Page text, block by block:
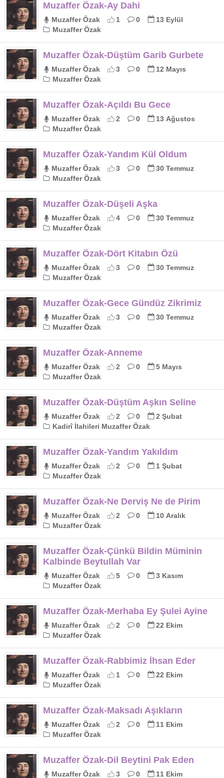
Muzaffer Özak-Ay Dahi
Muzaffer Özak 1 0
13 Eylül
Muzaffer Özak
Muzaffer Özak-Düştüm Garib Gurbete
Muzaffer Özak 3 0
12 Mayıs
Muzaffer Özak
Muzaffer Özak-Açıldı Bu Gece
Muzaffer Özak 2 0
13 Ağustos
Muzaffer Özak
Muzaffer Özak-Yandım Kül Oldum
Muzaffer Özak 3 0
30 Temmuz
Muzaffer Özak
Muzaffer Özak-Düşeli Aşka
Muzaffer Özak 4 0
30 Temmuz
Muzaffer Özak
Muzaffer Özak-Dört Kitabın Özü
Muzaffer Özak 3 0
30 Temmuz
Muzaffer Özak
Muzaffer Özak-Gece Gündüz Zikrimiz
Muzaffer Özak 3 0
30 Temmuz
Muzaffer Özak
Muzaffer Özak-Anneme
Muzaffer Özak 2 0
5 Mayıs
Muzaffer Özak
Muzaffer Özak-Düştüm Aşkın Seline
Muzaffer Özak 2 0
2 Şubat
Kadirî İlahileri Muzaffer Özak
Muzaffer Özak-Yandım Yakıldım
Muzaffer Özak 2 0
1 Şubat
Muzaffer Özak
Muzaffer Özak-Ne Derviş Ne de Pirim
Muzaffer Özak 2 0
10 Aralık
Muzaffer Özak
Muzaffer Özak-Çünkü Bildin Müminin
Kalbinde Beytullah Var
Muzaffer Özak 5 0
3 Kasım
Muzaffer Özak
Muzaffer Özak-Merhaba Ey Şulei Ayine
Muzaffer Özak 2 0
22 Ekim
Muzaffer Özak
Muzaffer Özak-Rabbimiz İhsan Eder
Muzaffer Özak 1 0
22 Ekim
Muzaffer Özak
Muzaffer Özak-Maksadı Aşıkların
Muzaffer Özak 2 0
11 Ekim
Muzaffer Özak
Muzaffer Özak-Dil Beytini Pak Eden
Muzaffer Özak 3 0 11 Ekim